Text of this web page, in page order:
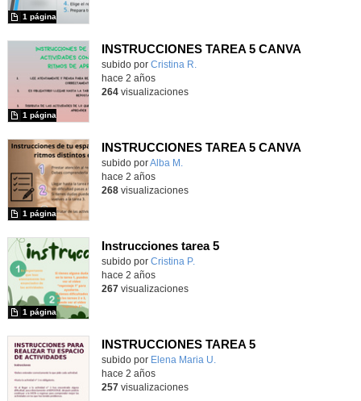
1 página
INSTRUCCIONES TAREA 5 CANVA
Contenido educativo.
subido por Cristina R.
1 página
hace 2 años
264visualizaciones
INSTRUCCIONES TAREA 5 CANVA
Contenido educativo.
subido porAlba M.
1 página
hace 2 años
268visualizaciones
Instrucciones tarea 5
Contenido educativo.
subido por Cristina P.
1 página
hace 2 años
267 visualizaciones
INSTRUCCIONES TAREA 5
Contenido educativo.
subido por Elena Maria U.
hace 2 años
257 visualizaciones